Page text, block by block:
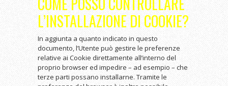
L’INSTALLAZIONE DI COOKIE?
In aggiunta a quanto indicato in questo
documento, l’Utente può gestire le preferenze
relative ai Cookie direttamente all’interno del
proprio browser ed impedire – ad esempio – che
terze parti possano installarne. Tramite le